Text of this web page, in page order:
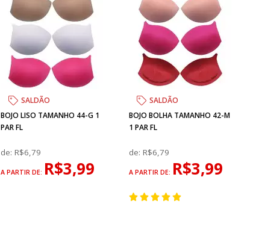
SALDÃO
BOJO LISO TAMANHO 44-G 1
PAR FL
de: R$6,79
A PARTIR DE: R$3,99
SALDÃO
BOJO BOLHA TAMANHO 42-M
1 PAR FL
de: R$6,79
A PARTIR DE: R$3,99